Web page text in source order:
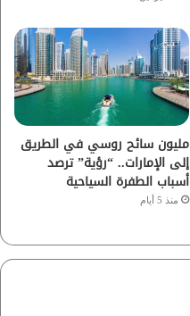
مليون سائح روسي في الطريق
إلى الإمارات.. “رؤية” ترصد
أسباب الطفرة السياحية
منذ 5 أيام